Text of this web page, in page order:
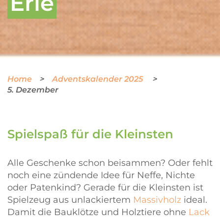
Home
Adventskalender 2025
5. Dezember
Spielspaß für die Kleinsten
Alle Geschenke schon beisammen? Oder fehlt
noch eine zündende Idee für Neffe, Nichte
oder Patenkind? Gerade für die Kleinsten ist
Spielzeug aus unlackiertem Massivholz ideal.
Damit die Bauklötze und Holztiere ohne Lack